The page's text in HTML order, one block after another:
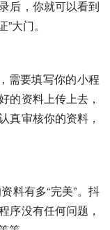
后，你就可以看到
大门。
需要填写你的小程
的资料上传上去，
真审核你的资料，
料有多“完美”。抖
序没有任何问题，